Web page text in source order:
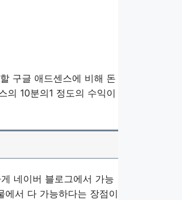
구글 애드센스에 비해 돈
의 10분의1 정도의 수익이
네이버 블로그에서 가능
서 다 가능하다는 장점이